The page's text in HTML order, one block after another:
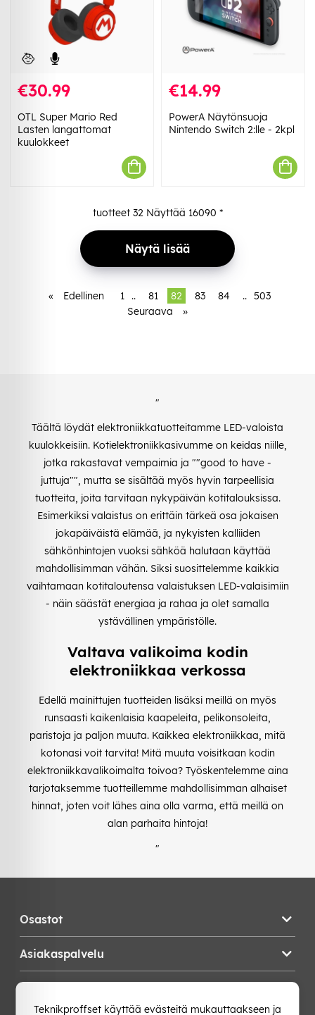
€30.99
OTL Super Mario Red
Lasten langattomat
kuulokkeet
€14.99
PowerA Näytönsuoja
Nintendo Switch 2:lle - 2kpl
tuotteet 32Näyttää 16090 *
Näytä lisää
« Edellinen 1 .. 81 82 83 84 .. 503
Seuraava
»
"
Täältä löydät elektroniikkatuotteitamme LED-valoista
kuulokkeisiin. Kotielektroniikkasivumme on keidas niille,
jotka rakastavat vempaimia ja ""good to have -
juttuja"", mutta se sisältää myös hyvin tarpeellisia
tuotteita, joita tarvitaan nykypäivän kotitalouksissa.
Esimerkiksi valaistus on erittäin tärkeä osa jokaisen
jokapäiväistä elämää, ja nykyisten kalliiden
sähkönhintojen vuoksi sähköä halutaan käyttää
mahdollisimman vähän. Siksi suosittelemme kaikkia
vaihtamaan kotitaloutensa valaistuksen LED-valaisimiin
- näin säästät energiaa ja rahaa ja olet samalla
ystävällinen ympäristölle.
Valtava valikoima kodin
elektroniikkaa verkossa
Edellä mainittujen tuotteiden lisäksi meillä on myös
runsaasti kaikenlaisia kaapeleita, pelikonsoleita,
paristoja ja paljon muuta. Kaikkea elektroniikkaa, mitä
kotonasi voit tarvita! Mitä muuta voisitkaan kodin
elektroniikkavalikoimalta toivoa? Työskentelemme aina
tarjotaksemme tuotteillemme mahdollisimman alhaiset
hinnat, joten voit lähes aina olla varma, että meillä on
alan parhaita hintoja!
"
Osastot
Asiakaspalvelu
Teknikproffset käyttää evästeitä mukauttaakseen ja